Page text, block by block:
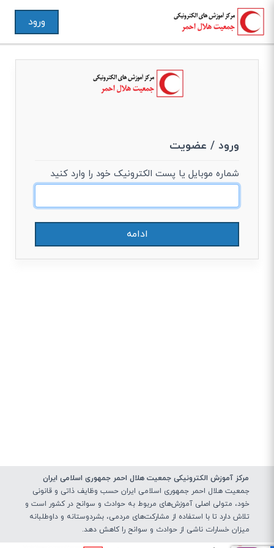
ورود
ورود / عضویت
شماره موبایل یا پست الکترونیک خود را وارد کنید
ادامه
مرکز آموزش الکترونیکی جمعیت هلال احمر جمهوری اسلامی ایران
جمعیت هلال احمر جمهوری اسلامی ایران حسب وظایف ذاتی و قانونی
خود، متولی اصلی آموزش‌های مربوط به حوادث و سوانح در کشور است و
تلاش دارد تا با استفاده از مشارکت‌های مردمی، بشردوستانه و داوطلبانه
میزان خسارات ناشی از حوادث و سوانح را کاهش دهد.